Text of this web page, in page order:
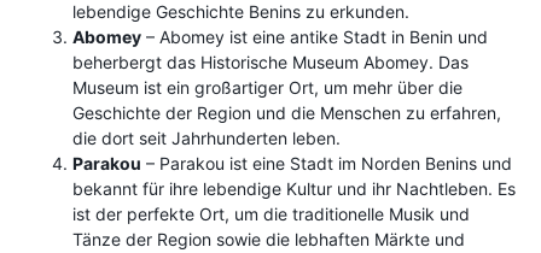
lebendige Geschichte Benins zu erkunden.
Abomey – Abomey ist eine antike Stadt in Benin und
beherbergt das Historische Museum Abomey. Das
Museum ist ein großartiger Ort, um mehr über die
Geschichte der Region und die Menschen zu erfahren,
die dort seit Jahrhunderten leben.
Parakou – Parakou ist eine Stadt im Norden Benins und
bekannt für ihre lebendige Kultur und ihr Nachtleben. Es
ist der perfekte Ort, um die traditionelle Musik und
Tänze der Region sowie die lebhaften Märkte und